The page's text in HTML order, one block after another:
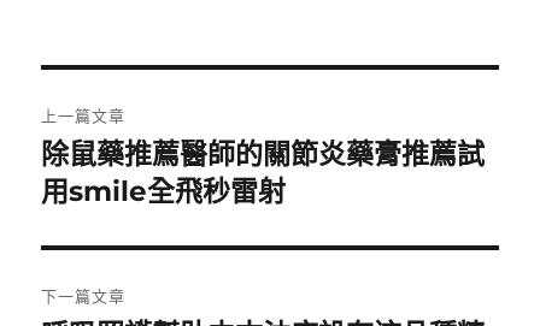
章
導
覽
上一篇文章
上
一
文
章:
除鼠藥推薦醫師的關節炎藥膏推薦試
用smile全飛秒雷射
下一篇文章